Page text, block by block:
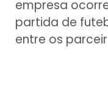
empresa
partida de
entre os